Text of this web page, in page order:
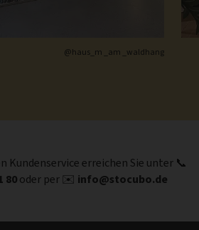
@haus_m _am _waldhang
Kundenservice erreichen Sie unter 📞
80oder per ✉️ info@stocubo.de